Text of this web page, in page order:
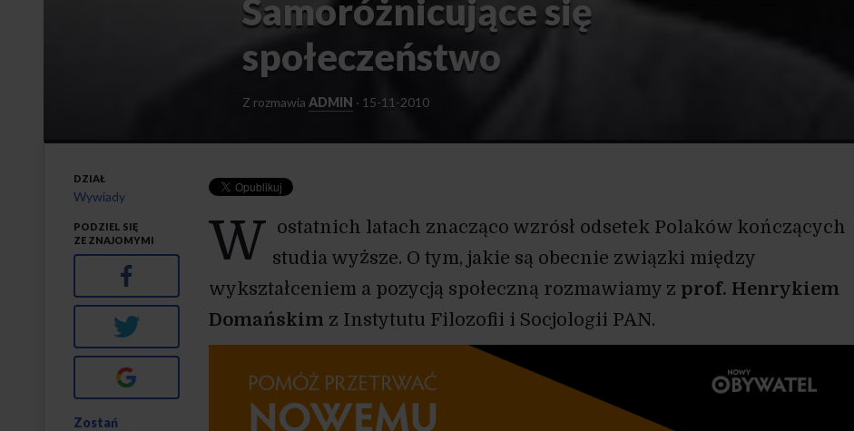
Samoróżnicujące się
społeczeństwo
Z rozmawia ADMIN · 15-11-2010
W ostatnich latach znacząco wzrósł odsetek Polaków kończących
studia wyższe. O tym, jakie są obecnie związki między
wykształceniem a pozycją społeczną rozmawiamy z prof. Henrykiem
Domańskim z Instytutu Filozofii i Socjologii PAN.
DZIAŁ
Wywiady
PODZIEL SIĘ
ZE ZNAJOMYMI
Facebook
Twitter
Zostań